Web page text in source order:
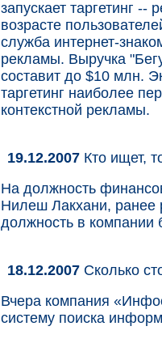
запускает таргетинг
возрасте
служба интернет-
рекламы. Выручка
составит до $10 млн.
таргетинг наиболее
контекстной рекламы.
19.12.2007 Кто ищет,
На должность
Нилеш Лакхани,
должность в компании
18.12.2007 Сколько
Вчера компания
систему поиска